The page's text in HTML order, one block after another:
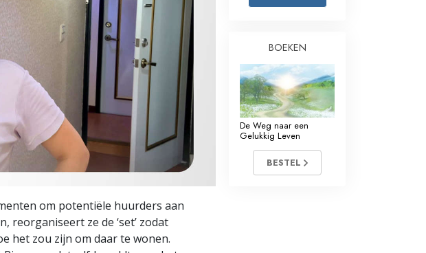
Oplossingen voor het Drugsprobleem
Kinderen
Hulpmiddelen bij het Dagelijks Werk
Ethiek en de Condities
De Oorzaak van Onderdrukking
Feitenonderzoek
De Grondbeginselen van Organiseren
om potentiële huurders aan
reorganiseert ze de ‘set’ zodat
het zou zijn om daar te wonen.
BOEKEN
De Weg naar een
Gelukkig Leven
BESTEL